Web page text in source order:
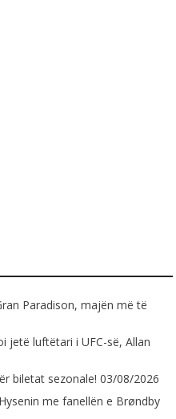
Paradison, majën më të
jetë luftëtari i UFC-së, Allan
biletat sezonale! 03/08/2026
me fanellën e Brøndby